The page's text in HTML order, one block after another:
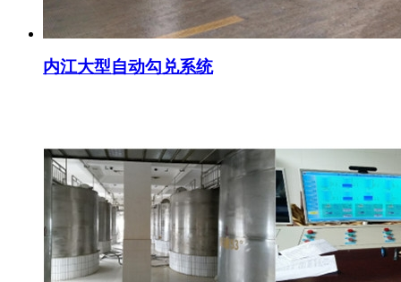
内江大型自动勾兑系统